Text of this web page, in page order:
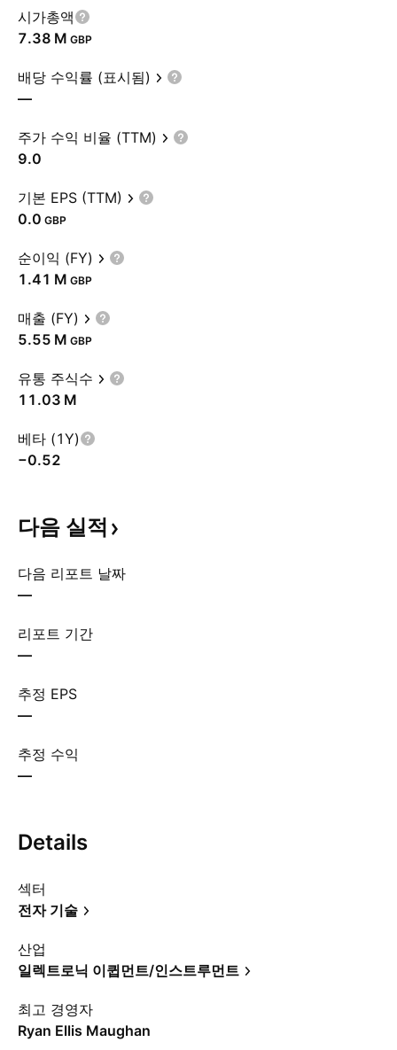
시가총액
‪7.38 M‬ GBP
배당 수익률 (표시됨)
—
주가 수익 비율 (TTM)
9.0
기본 EPS (TTM)
0.0 GBP
순이익 (FY)
‪1.41 M‬ GBP
매출 (FY)
‪5.55 M‬ GBP
유통 주식수
‪11.03 M‬
베타 (1Y)
−0.52
다음 실적
다음 리포트 날짜
—
리포트 기간
—
추정 EPS
—
추정 수익
—
Details
섹터
전자 기술
산업
일렉트로닉 이큅먼트/인스트루먼트
최고 경영자
Ryan Ellis Maughan